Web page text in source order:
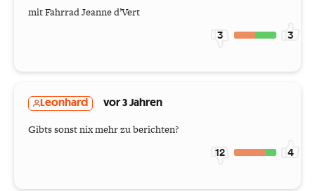
mit Fahrrad Jeanne d’Vert
3 3
Leonhard vor 3 Jahren
Gibts sonst nix mehr zu berichten?
12 4